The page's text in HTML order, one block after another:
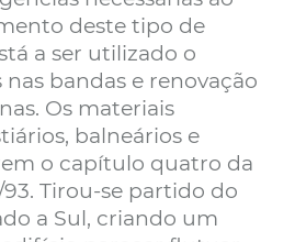
deste tipo de
a ser utilizado o
bandas e renovação
Os materiais
balneários e
o capítulo quatro da
Tirou-se partido do
a Sul, criando um